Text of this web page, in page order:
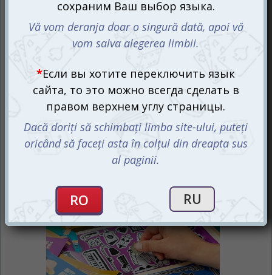
двухсторонний договор – сатисфакцию "Любовь без
правил", чтобы быть уверенными в итоговом
Внимательно следуйте заданиям и
получайте удовольствие!